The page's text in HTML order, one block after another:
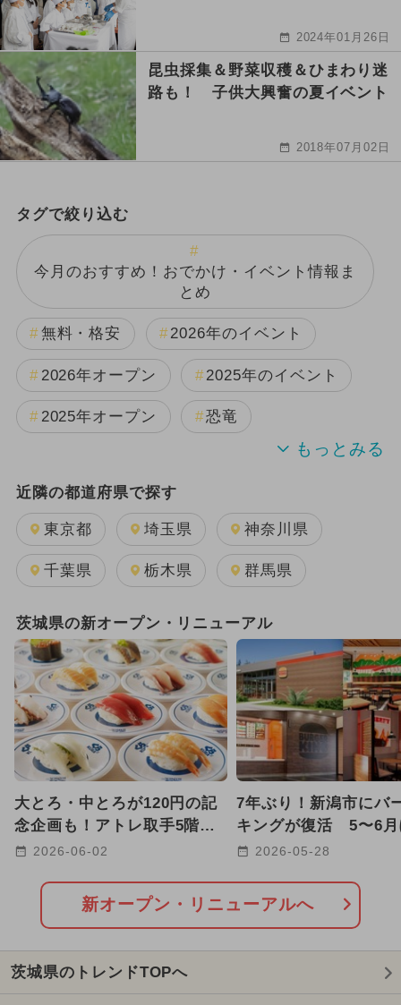
2024年01月26日
昆虫採集＆野菜収穫＆ひまわり迷
路も！ 子供大興奮の夏イベント
2018年07月02日
タグで絞り込む
今月のおすすめ！おでかけ・イベント情報ま
とめ
無料・格安 2026年のイベント
2026年オープン 2025年のイベント
2025年オープン 恐竜
週末イベント関東パック
2024年のイベント 夏休み
2025年11月のイベント
2026年1月のイベント
2026年8月のイベント
2024年11月のイベント
2024年7月のイベント
2025年12月のイベント
2025年3月のイベント
2026年7月のイベント キャラクター
2026年3月のイベント
近隣の都道府県で探す
東京都 埼玉県 神奈川県
千葉県 栃木県 群馬県
茨城県の新オープン・リニューアル
大とろ・中とろが120円の記
念企画も！アトレ取手5階に
市内初出店の「くら寿司」
2026-06-02
7年ぶり！新潟市にバ
キングが復活 5〜6月
て全国8店舗が続々オ
2026-05-28
新オープン・リニューアルへ
茨城県のトレンドTOPへ